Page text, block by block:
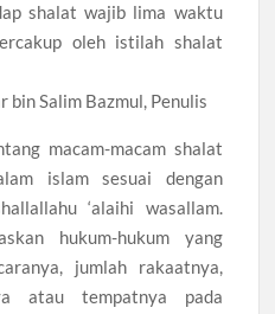
shalat wajib lima waktu
oleh istilah shalat
bin Salim Bazmul, Penulis
macam-macam shalat
islam sesuai dengan
‘alaihi wasallam.
hukum-hukum yang
jumlah rakaatnya,
atau tempatnya pada